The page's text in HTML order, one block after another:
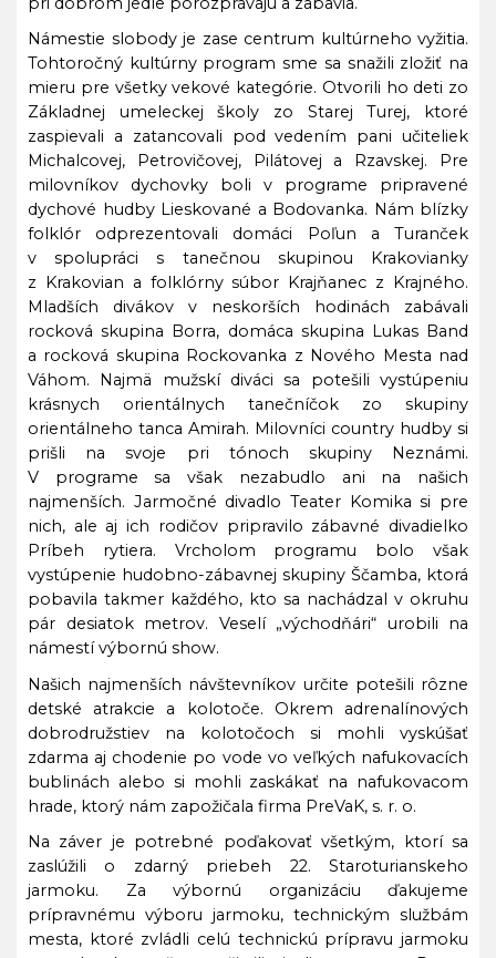
Námestie slobody je zase centrum kultúrneho vyžitia.
Tohtoročný kultúrny program sme sa snažili zložiť na
mieru pre všetky vekové kategórie. Otvorili ho deti zo
Základnej umeleckej školy zo Starej Turej, ktoré
zaspievali a zatancovali pod vedením pani učiteliek
Michalcovej, Petrovičovej, Pilátovej a Rzavskej. Pre
milovníkov dychovky boli v programe pripravené
dychové hudby Lieskované a Bodovanka. Nám blízky
folklór odprezentovali domáci Poľun a Turanček
v spolupráci s tanečnou skupinou Krakovianky
z Krakovian a folklórny súbor Krajňanec z Krajného.
Mladších divákov v neskorších hodinách zabávali
rocková skupina Borra, domáca skupina Lukas Band
a rocková skupina Rockovanka z Nového Mesta nad
Váhom. Najmä mužskí diváci sa potešili vystúpeniu
krásnych orientálnych tanečníčok zo skupiny
orientálneho tanca Amirah. Milovníci country hudby si
prišli na svoje pri tónoch skupiny Neznámi.
V programe sa však nezabudlo ani na našich
najmenších. Jarmočné divadlo Teater Komika si pre
nich, ale aj ich rodičov pripravilo zábavné divadielko
Príbeh rytiera. Vrcholom programu bolo však
vystúpenie hudobno-zábavnej skupiny Ščamba, ktorá
pobavila takmer každého, kto sa nachádzal v okruhu
pár desiatok metrov. Veselí „východňári“ urobili na
námestí výbornú show.
Našich najmenších návštevníkov určite potešili rôzne
detské atrakcie a kolotoče. Okrem adrenalínových
dobrodružstiev na kolotočoch si mohli vyskúšať
zdarma aj chodenie po vode vo veľkých nafukovacích
bublinách alebo si mohli zaskákať na nafukovacom
hrade, ktorý nám zapožičala firma PreVaK, s. r. o.
Na záver je potrebné poďakovať všetkým, ktorí sa
zaslúžili o zdarný priebeh 22. Staroturianskeho
jarmoku. Za výbornú organizáciu ďakujeme
prípravnému výboru jarmoku, technickým službám
mesta, ktoré zvládli celú technickú prípravu jarmoku